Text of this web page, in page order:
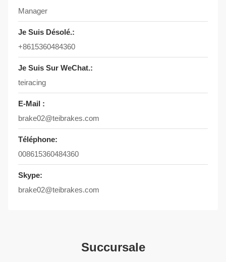
Manager
Je Suis Désolé.:
+8615360484360
Je Suis Sur WeChat.:
teiracing
E-Mail :
brake02@teibrakes.com
Téléphone:
008615360484360
Skype:
brake02@teibrakes.com
Succursale